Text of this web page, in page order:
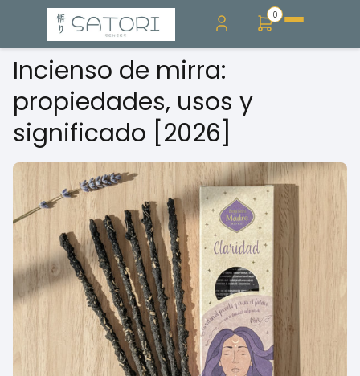
0
Incienso de mirra:
propiedades, usos y
significado [2026]